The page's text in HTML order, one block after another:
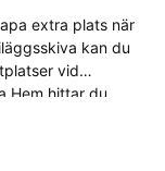
extra plats när
kan du
vid
Hem hittar du
ger en flexibel